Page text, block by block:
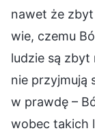
nawet że
wie, czemu
ludzie są
nie przyjmują
w prawdę –
wobec takich